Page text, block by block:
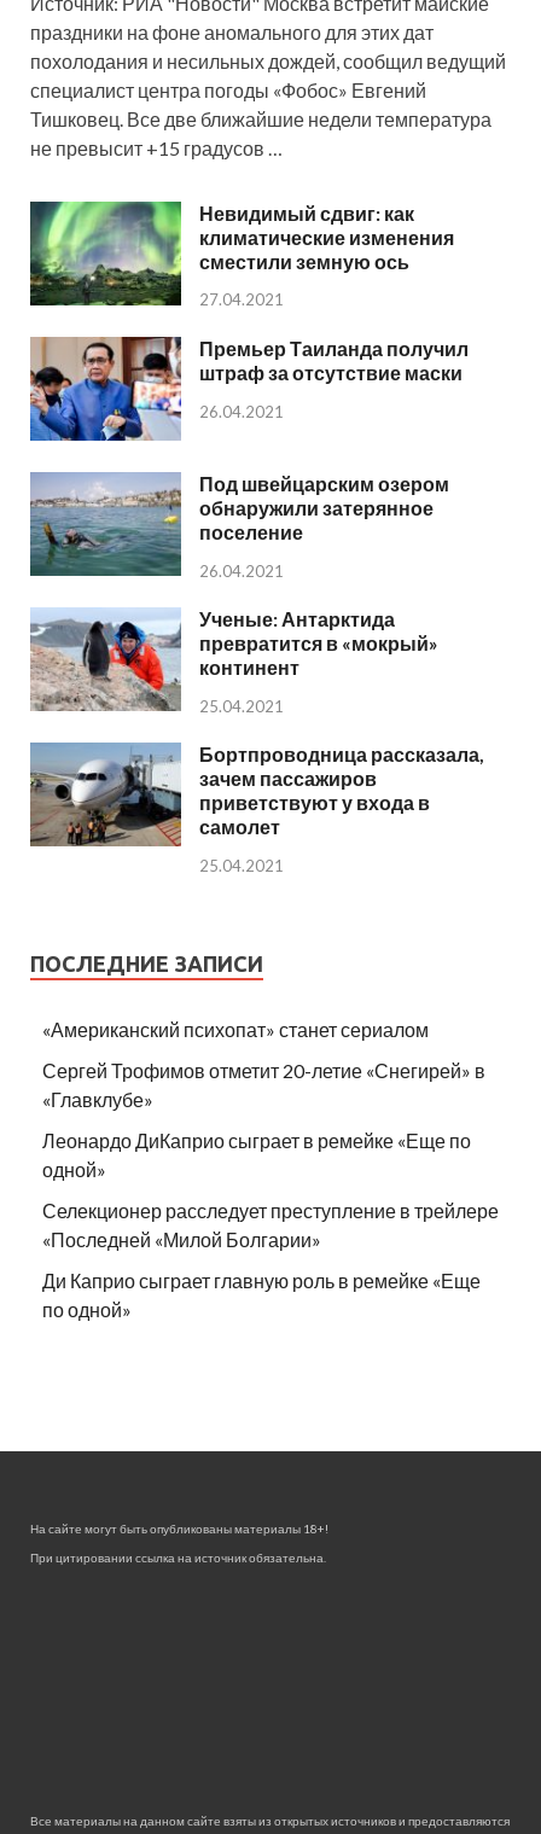
праздники на фоне аномального для этих дат
похолодания и несильных дождей, сообщил ведущий
специалист центра погоды «Фобос» Евгений
Тишковец. Все две ближайшие недели температура
не превысит +15 градусов …
Невидимый сдвиг: как
климатические изменения
сместили земную ось
27.04.2021
Премьер Таиланда получил
штраф за отсутствие маски
26.04.2021
Под швейцарским озером
обнаружили затерянное
поселение
26.04.2021
Ученые: Антарктида
превратится в «мокрый»
континент
25.04.2021
Бортпроводница рассказала,
зачем пассажиров
приветствуют у входа в
самолет
25.04.2021
ПОСЛЕДНИЕ ЗАПИСИ
«Американский психопат» станет сериалом
Сергей Трофимов отметит 20-летие «Снегирей» в
«Главклубе»
Леонардо ДиКаприо сыграет в ремейке «Еще по
одной»
Селекционер расследует преступление в трейлере
«Последней «Милой Болгарии»
Ди Каприо сыграет главную роль в ремейке «Еще
по одной»
На сайте могут быть опубликованы материалы 18+!
При цитировании ссылка на источник обязательна.
Все материалы на данном сайте взяты из открытых источников и предоставляются